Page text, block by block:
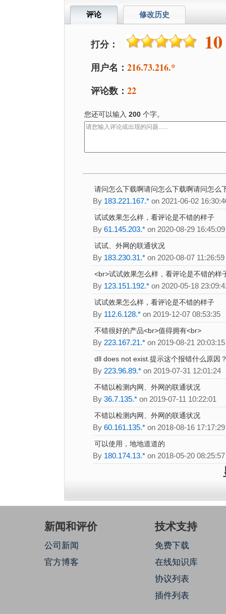
评论 修改历史
打分： 10
用户名： 216.73.216.*
评论数： 22
您还可以输入 200个字。
请问怎么下载啊请问怎么下载啊请问怎么
By 183.221.167.* on 2021-06-02
试试效果怎么样，看评论是不错的样子
By 61.145.203.* on 2020-08-29 16:45:09
试试、外网的联通状况
By 183.230.31.* on 2020-08-07 11:26:59
<br>试试效果怎么样，看评论是不错的样
By 123.151.192.* on 2020-05-18
试试效果怎么样，看评论是不错的样子
By 112.6.128.* on 2019-12-07 08:53:35
不错很好的产品<br>值得拥有<br>
By 223.167.21.* on 2019-08-21 20:03:15
dll does not exist.提示这个报错什么原因
By 223.96.89.* on 2019-07-31 12:01:24
不错以检测内网、外网的联通状况
By 36.7.135.* on 2019-07-11 10:22:01
不错以检测内网、外网的联通状况
By 60.161.135.* on 2018-08-16 17:17:29
可以使用，地地道道的
By 180.174.13.* on 2018-05-20 08:25:57
新闻和评价
公司新闻
官方博客
技术支持
免费下载
在线知识库
协议列表
插件列表